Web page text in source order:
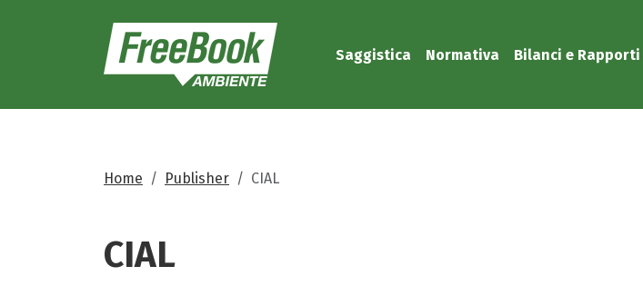
Saggistica Normativa Bilanci e Rapporti
Home Publisher CIAL
CIAL